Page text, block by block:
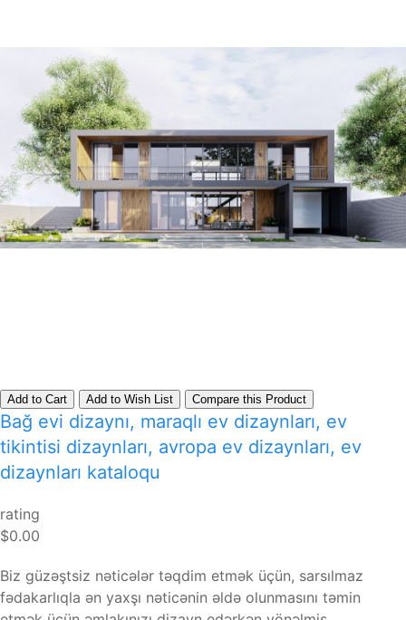
Add to Cart Add to Wish List Compare this Product
Bağ evi dizaynı, maraqlı ev dizaynları, ev
tikintisi dizaynları, avropa ev dizaynları, ev
dizaynları kataloqu
rating
$0.00
Biz güzəştsiz nəticələr təqdim etmək üçün, sarsılmaz
fədakarlıqla ən yaxşı nəticənin əldə olunmasını təmin